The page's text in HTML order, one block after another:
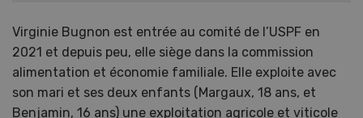
Virginie Bugnon est entrée au comité de l’USPF en
2021 et depuis peu, elle siège dans la commission
alimentation et économie familiale. Elle exploite avec
son mari et ses deux enfants (Margaux, 18 ans, et
Benjamin, 16 ans) une exploitation agricole et viticole